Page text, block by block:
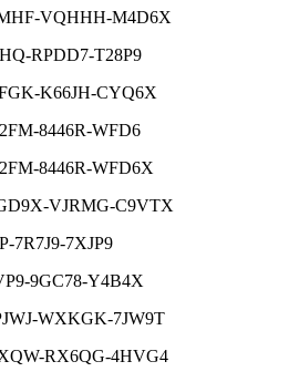
VQHHH-M4D6X
RPDD7-T28P9
K66JH-CYQ6X
8446R-WFD6
8446R-WFD6X
VJRMG-C9VTX
7XJP9
9GC78-Y4B4X
WXKGK-7JW9T
RX6QG-4HVG4